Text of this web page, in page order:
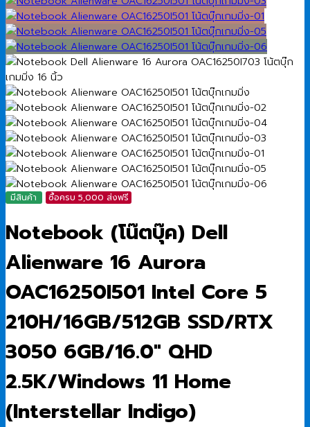
มีสินค้า ซื้อครบ 5,000 ส่งฟรี
Notebook (โน๊ตบุ๊ค) Dell
Alienware 16 Aurora
OAC16250I501 Intel Core 5
210H/16GB/512GB SSD/RTX
3050 6GB/16.0″ QHD
2.5K/Windows 11 Home
(Interstellar Indigo)